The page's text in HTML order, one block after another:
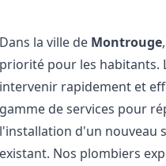
Dans la ville de Montrouge
priorité pour les habitants.
intervenir rapidement et
gamme de services pour
l'installation d'un nouveau
existant. Nos plombiers